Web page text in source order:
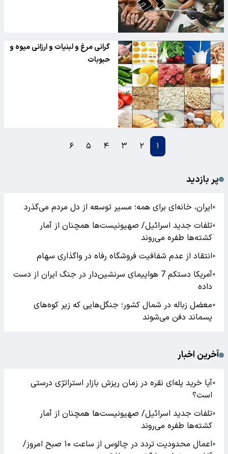
گرانی مرغ و لبنیات و ارزانی میوه و
حبوبات
۱ ۲ ۳ ۴ ۵ ۶
پر بازدید
●ایران، خانه‌ای برای همه؛ مسیر توسعه از دل مردم می‌گذرد
●تلفات جدید اسرائیل/ صهیونیست‌ها همچنان از آمار
کشته‌ها طفره می‌روند
●انتقاد از عدم شفافیت فروشگاه رفاه در واگذاری سهام
●
آمریکا دستکم 7 هواپیمای سرنشین‌دار در جنگ ایران از دست
داده
●معضل زباله در شمال کشور؛ جنگل‌هایی که زیر کوه‌های
پسماند دفن می‌شوند
آخرین اخبار
●آیا خرید پله‌ای نقره در زمان ریزش بازار استراتژی درستی
است؟
●تلفات جدید اسرائیل/ صهیونیست‌ها همچنان از آمار
کشته‌ها طفره می‌روند
●
اعمال محدودیت تردد در چالوس از ساعت ۱۰ صبح امروز/